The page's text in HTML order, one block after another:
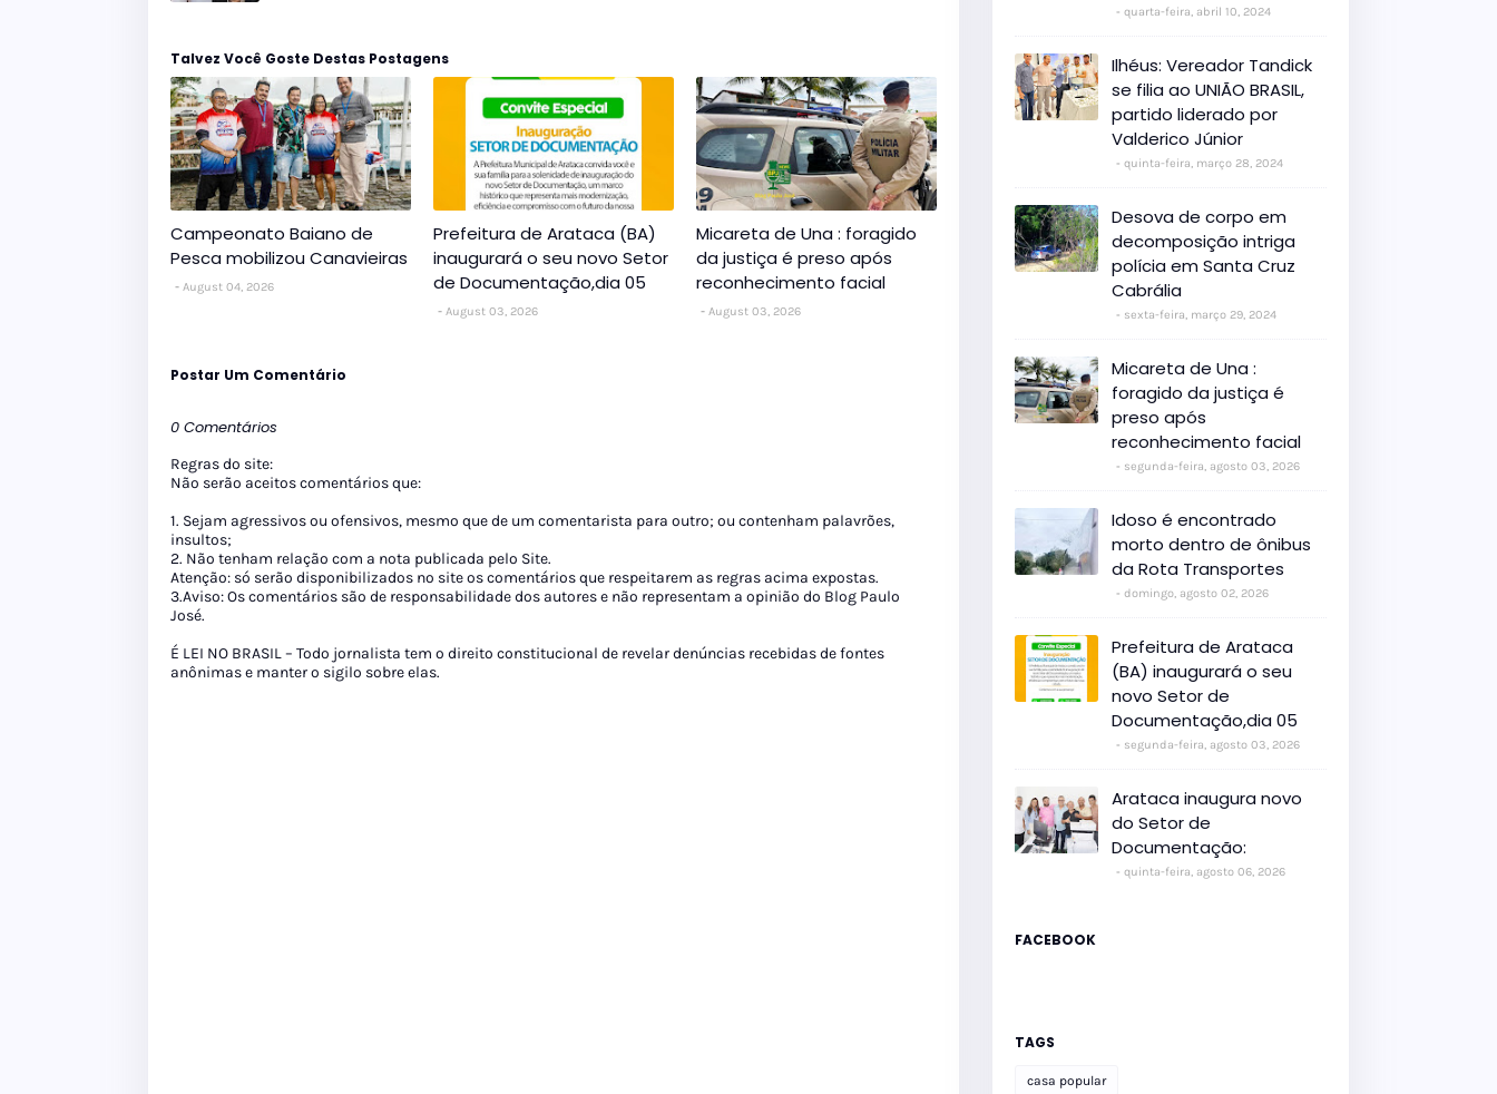
Talvez Você Goste Destas Postagens
Campeonato Baiano de
Pesca mobilizou Canavieiras
August 04, 2026
Prefeitura de Arataca (BA)
inaugurará o seu novo Setor
de Documentação,dia 05
August 03, 2026
Micareta de Una : foragido
da justiça é preso após
reconhecimento facial
August 03, 2026
Postar Um Comentário
0 Comentários
Regras do site:
Não serão aceitos comentários que:
1. Sejam agressivos ou ofensivos, mesmo que de um comentarista para outro; ou contenham palavrões,
insultos;
2. Não tenham relação com a nota publicada pelo Site.
Atenção: só serão disponibilizados no site os comentários que respeitarem as regras acima expostas.
3.Aviso: Os comentários são de responsabilidade dos autores e não representam a opinião do Blog Paulo
José.
É LEI NO BRASIL – Todo jornalista tem o direito constitucional de revelar denúncias recebidas de fontes
anônimas e manter o sigilo sobre elas.
quarta-feira, abril 10, 2024
Ilhéus: Vereador Tandick
se filia ao UNIÃO BRASIL,
partido liderado por
Valderico Júnior
quinta-feira, março 28, 2024
Desova de corpo em
decomposição intriga
polícia em Santa Cruz
Cabrália
sexta-feira, março 29, 2024
Micareta de Una :
foragido da justiça é
preso após
reconhecimento facial
segunda-feira, agosto 03, 2026
Idoso é encontrado
morto dentro de ônibus
da Rota Transportes
domingo, agosto 02, 2026
Prefeitura de Arataca
(BA) inaugurará o seu
novo Setor de
Documentação,dia 05
segunda-feira, agosto 03, 2026
Arataca inaugura novo
do Setor de
Documentação:
quinta-feira, agosto 06, 2026
FACEBOOK
TAGS
casa popular